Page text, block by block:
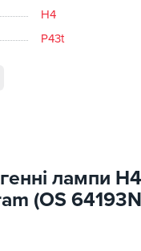
H4
P43t
лампи
(OS